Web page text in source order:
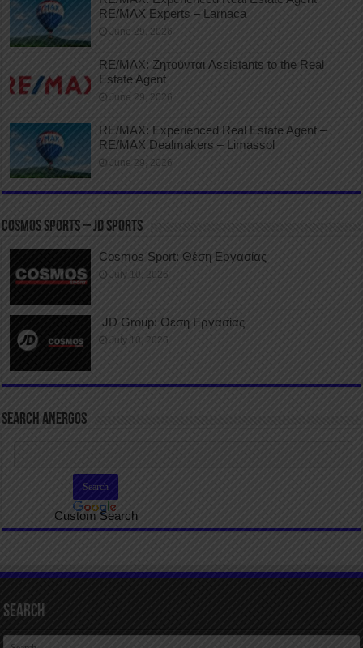
RE/MAX Experts – Larnaca
June 29, 2026
RE/MAX: Ζητούνται Assistants to the Real
Estate Agent
June 29, 2026
RE/MAX: Experienced Real Estate Agent –
RE/MAX Dealmakers – Limassol
June 29, 2026
COSMOS SPORTS – JD SPORTS
Cosmos Sport: Θέση Εργασίας
July 10, 2026
JD Group: Θέση Εργασίας
July 10, 2026
SEARCH ANERGOS
Custom Search
Search